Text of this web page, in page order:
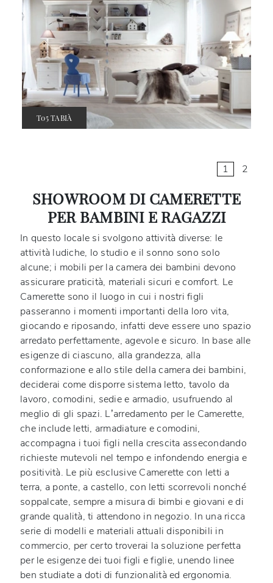
T05 TABIÀ
1 2
SHOWROOM DI CAMERETTE
PER BAMBINI E RAGAZZI
In questo locale si svolgono attività diverse: le
attività ludiche, lo studio e il sonno sono solo
alcune; i mobili per la camera dei bambini devono
assicurare praticità, materiali sicuri e comfort. Le
Camerette sono il luogo in cui i nostri figli
passeranno i momenti importanti della loro vita,
giocando e riposando, infatti deve essere uno spazio
arredato perfettamente, agevole e sicuro. In base alle
esigenze di ciascuno, alla grandezza, alla
conformazione e allo stile della camera dei bambini,
deciderai come disporre sistema letto, tavolo da
lavoro, comodini, sedie e armadio, usufruendo al
meglio di gli spazi. L’arredamento per le Camerette,
che include letti, armadiature e comodini,
accompagna i tuoi figli nella crescita assecondando
richieste mutevoli nel tempo e infondendo energia e
positività. Le più esclusive Camerette con letti a
terra, a ponte, a castello, con letti scorrevoli nonché
soppalcate, sempre a misura di bimbi e giovani e di
grande qualità, ti attendono in negozio. In una ricca
serie di modelli e materiali attuali disponibili in
commercio, per certo troverai la soluzione perfetta
per le esigenze dei tuoi figli e figlie, unendo linee
ben studiate a doti di funzionalità ed ergonomia.